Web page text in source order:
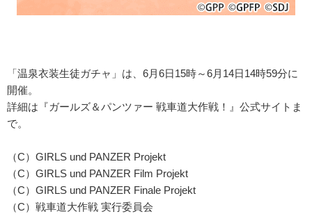
「温泉衣装生徒ガチャ」は、6月6日15時～6月14日14時59分に
開催。
詳細は『ガールズ＆パンツァー 戦車道大作戦！』公式サイトま
で。
（C）GIRLS und PANZER Projekt
（C）GIRLS und PANZER Film Projekt
（C）GIRLS und PANZER Finale Projekt
（C）戦車道大作戦 実行委員会